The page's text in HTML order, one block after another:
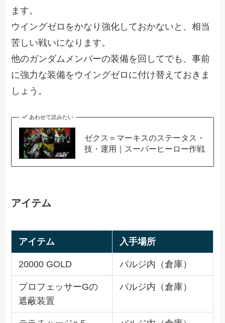
ます。
ウイングゼロをかなり強化しておかないと、相当
苦しい戦いになります。
他のガンダムメンバーの装備を回してでも、事前
に強力な装備をウイングゼロに付け替えておきま
しょう。
あわせて読みたい
ゼクス＝マーキスのステータス・
技・運用｜スーパーヒーロー作戦
アイテム
アイテム 入手場所
20000 GOLD バルジ内（倉庫）
プロフェッサーGの
遮蔽装置
バルジ内（倉庫）